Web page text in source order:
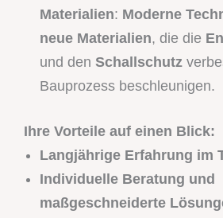
Materialien: Moderne
neue Materialien, die die
und den Schallschutz
Bauprozess beschleunigen.
Ihre Vorteile auf einen Blick:
Langjährige Erfahrung im
Individuelle Beratung und
maßgeschneiderte